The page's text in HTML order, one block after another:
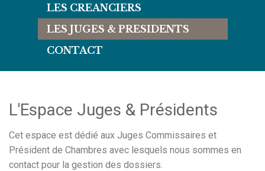
LES CREANCIERS
LES JUGES & PRESIDENTS
CONTACT
L'Espace Juges & Présidents
Cet espace est dédié aux Juges Commissaires et
Président de Chambres avec lesquels nous sommes en
contact pour la gestion des dossiers.